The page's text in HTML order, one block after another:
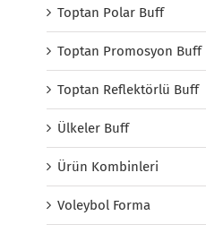
Toptan Polar Buff
Toptan Promosyon Buff
Toptan Reflektörlü Buff
Ülkeler Buff
Ürün Kombinleri
Voleybol Forma